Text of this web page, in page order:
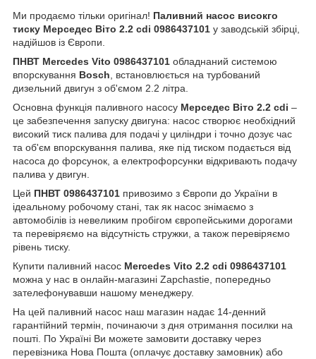
Ми продаємо тільки оригінал! Паливний насос високго
тиску Мерседес Віто 2.2 cdi 0986437101 у заводській збірці,
надійшов із Європи.
ПНВТ Mercedes Vito 0986437101 обладнаний системою
впорскування Bosch, встановлюється на турбований
дизельний двигун з об'ємом 2.2 літра.
Основна функція паливного насосу Мерседес Віто 2.2 cdi –
це забезпечення запуску двигуна: насос створює необхідний
високий тиск палива для подачі у циліндри і точно дозує час
та об'єм впорскування палива, яке під тиском подається від
насоса до форсунок, а електрофорсунки відкривають подачу
палива у двигун.
Цей ПНВТ 0986437101 привозимо з Європи до України в
ідеальному робочому стані, так як насос знімаємо з
автомобілів із невеликим пробігом європейськими дорогами
та перевіряємо на відсутність стружки, а також перевіряємо
рівень тиску.
Купити паливний насос Mercedes Vito 2.2 cdi 0986437101
можна у нас в онлайн-магазині Zapchastie, попередньо
зателефонувавши нашому менеджеру.
На цей паливний насос наш магазин надає 14-денний
гарантійний термін, починаючи з дня отримання посилки на
пошті. По Україні Ви можете замовити доставку через
перевізника Нова Пошта (оплачує доставку замовник) або